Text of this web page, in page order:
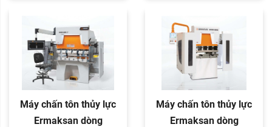
Máy chấn tôn thủy lực
Ermaksan dòng
Máy chấn tôn thủy lực
Ermaksan dòng